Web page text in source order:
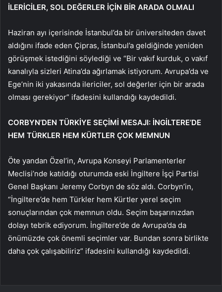
İLERİCİLER, SOL DEĞERLER İÇİN BİR ARADA OLMALI
Haziran ayı içerisinde İstanbul’da bir üniversiteden davet
aldığını ifade eden Çipras, İstanbul’a geldiğinde yeniden
görüşmek istediğini söylediği ve “Bir vakıf kurduk, o vakıf
kanalıyla sizleri Atina’da ağırlamak istiyorum. Avrupa’da ve
Ege’nin iki yakasında ilericiler, sol değerler için bir arada
olması gerekiyor” ifadesini kullandığı kaydedildi.
CORBYN’DEN TÜRKİYE SEÇİMİ MESAJI: İNGİLTERE’DE
HEM TÜRKLER HEM KÜRTLER ÇOK MEMNUN
Öte yandan Özel’in, Avrupa Konseyi Parlamenterler
Meclisi’nde katıldığı oturumda eski İngiltere İşçi Partisi
Genel Başkanı Jeremy Corbyn de söz aldı. Corbyn’in,
“İngiltere’de hem Türkler hem Kürtler yerel seçim
sonuçlarından çok memnun oldu. Seçim başarınızdan
dolayı tebrik ediyorum. İngiltere’de de Avrupa’da da
önümüzde çok önemli seçimler var. Bundan sonra birlikte
daha çok çalışabiliriz” ifadesini kullandığı kaydedildi.